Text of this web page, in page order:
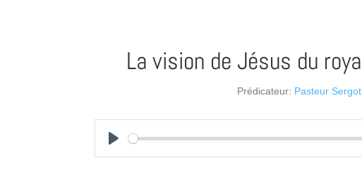
La vision de Jésus du
Prédicateur: Pasteur
Play